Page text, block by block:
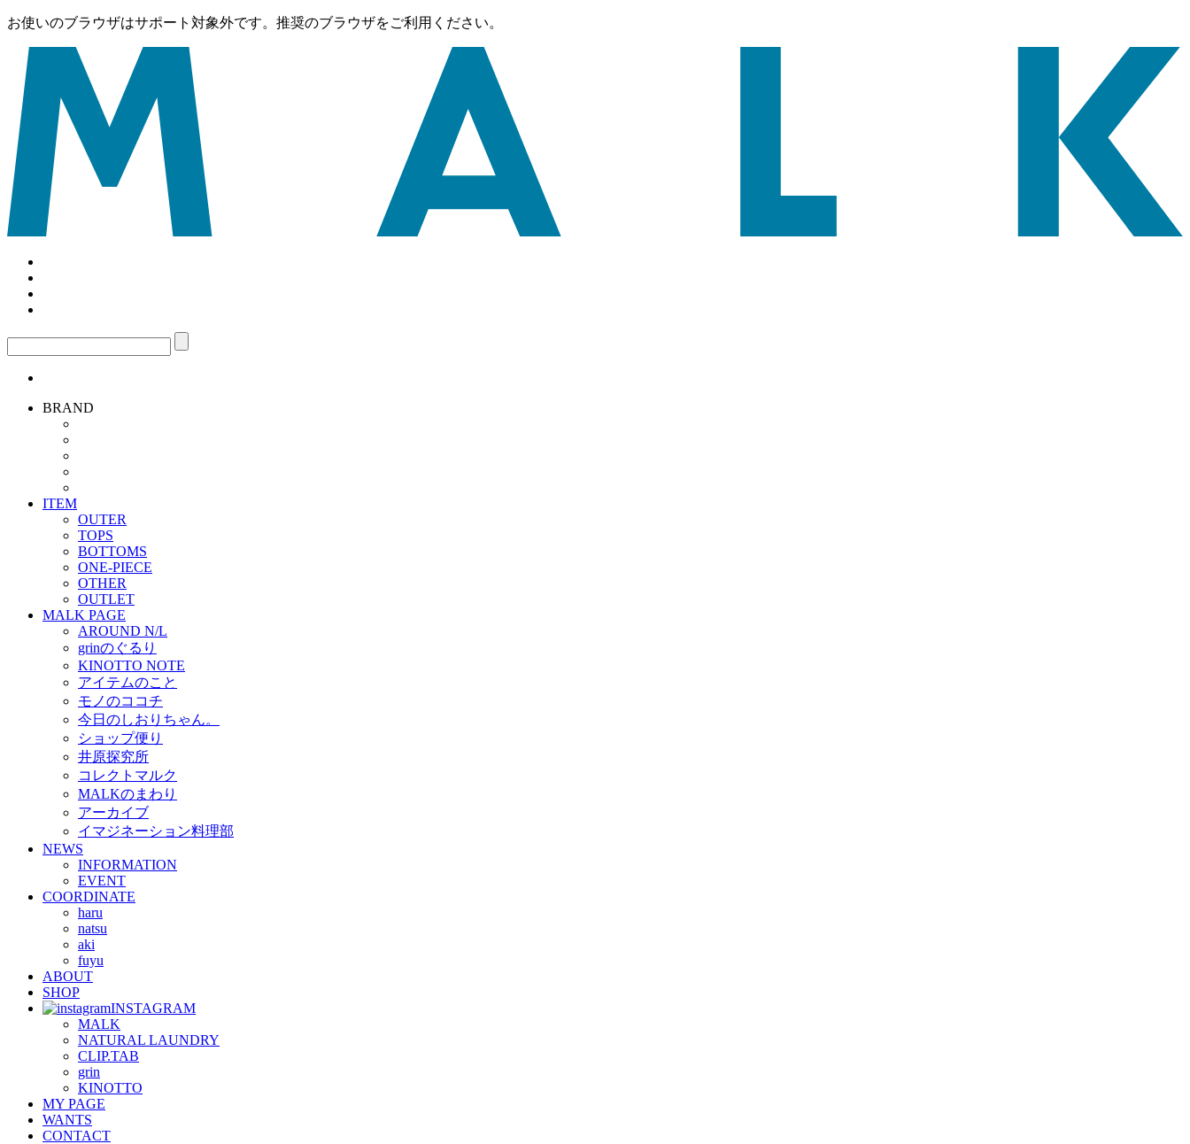
お使いのブラウザはサポート対象外です。推奨のブラウザをご利用ください。
BRAND
ITEM
OUTER
TOPS
BOTTOMS
ONE-PIECE
OTHER
OUTLET
MALK PAGE
AROUND N/L
grinのぐるり
KINOTTO NOTE
アイテムのこと
モノのココチ
今日のしおりちゃん。
ショップ便り
井原探究所
コレクトマルク
MALKのまわり
アーカイブ
イマジネーション料理部
NEWS
INFORMATION
EVENT
COORDINATE
haru
natsu
aki
fuyu
ABOUT
SHOP
INSTAGRAM
MALK
NATURAL LAUNDRY
CLIP.TAB
grin
KINOTTO
MY PAGE
WANTS
CONTACT